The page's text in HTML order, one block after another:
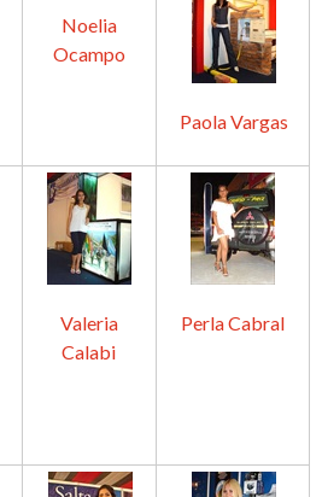
Noelia
Ocampo
Paola Vargas
Valeria
Calabi
Perla Cabral